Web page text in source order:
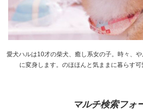
愛犬ハルは10才の柴犬、癒し系女の子。時々、
に変身します。のほほんと気ままに暮らす可
マルチ検索フォ